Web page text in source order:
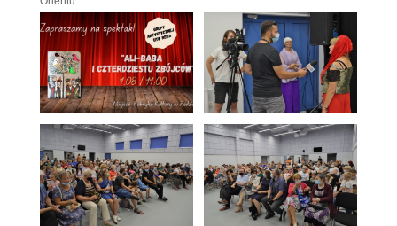
Historia o dzielnym Ali-Babie – bajka nie tylko dla
jedną z najpopularniejszych opowieści zbioru
jednej nocy”. Zafascynowany kulturą, filozofią i
Wschodu wybitny polski poeta Bolesław Leśmian
nowo, opisując poetyckim językiem piękno
Orientu.